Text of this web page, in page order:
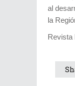
al
la
Revista